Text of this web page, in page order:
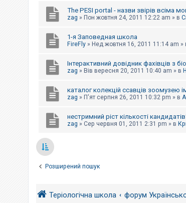
The PESI portal - назви звірів всіма
zag » Пон жовтня 24, 2011 12:22 am » в
1-я Заповедная школа
FireFly » Нед жовтня 16, 2011 11:14 am »
Інтерактивний довідник фахівців з
zag » Вів вересня 20, 2011 10:40 am » в
каталог колекцій ссавців зоомузею
zag » П'ят серпня 26, 2011 10:32 pm » в
нестримний ріст кількості
zag » Сер червня 01, 2011 2:31 pm » в
Розширений пошук
Теріологічна школа форум